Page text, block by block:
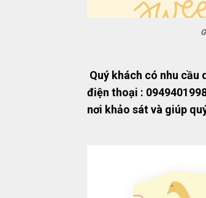
Quý khách có nhu cầu
điện thoại :
nơi khảo sát và giúp